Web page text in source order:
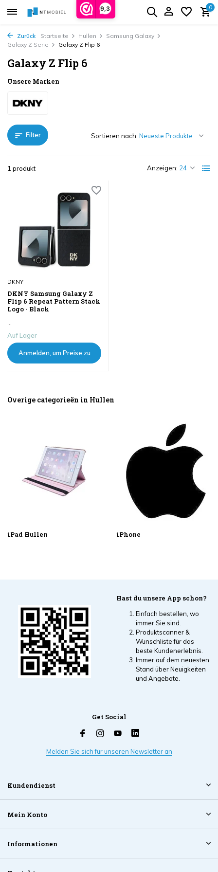
9,3 0
Zurück Startseite Hullen
Samsung Galaxy
Galaxy Z Serie
Galaxy Z Flip 6
Galaxy Z Flip 6
Unsere Marken
Filter
1 produkt Anzeigen:
Sortieren nach:
DKNY
DKNY Samsung Galaxy Z
Flip 6 Repeat Pattern Stack
Logo - Black
Auf Lager
Anmelden, um Preise zu
Overige categorieën in Hullen
iPad Hullen iPhone
Hast du unsere App schon?
Einfach bestellen, wo
immer Sie sind.
Produktscanner &
Wunschliste für das
beste Kundenerlebnis.
Immer auf dem neuesten
Stand über Neuigkeiten
und Angebote.
Get Social
Melden Sie sich für unseren Newsletter an
Kundendienst
Mein Konto
Informationen